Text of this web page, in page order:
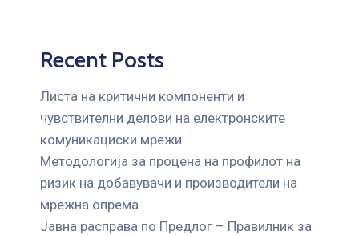
Recent Posts
Листа на критични компоненти и
чувствителни делови на електронските
комуникациски мрежи
Mетодологија за процена на профилот на
ризик на добавувачи и производители на
мрежна опрема
Јавна расправа по Предлог – Правилник за